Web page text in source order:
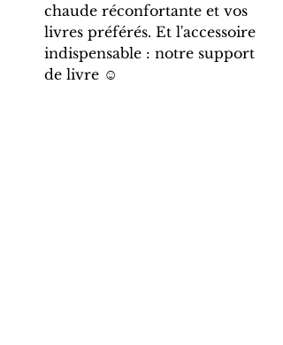
chaude réconfortante et vos
livres préférés. Et l'accessoire
indispensable : notre support
de livre ☺️​